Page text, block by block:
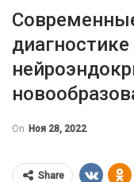
On Ноя 28, 2022
Share